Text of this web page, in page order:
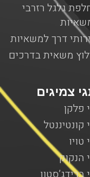
גלגל רזרבי
דרך למשאיות
משאית בדרכים
צמיגים
פלקן
קונטיננטל
טויו
הנקוק